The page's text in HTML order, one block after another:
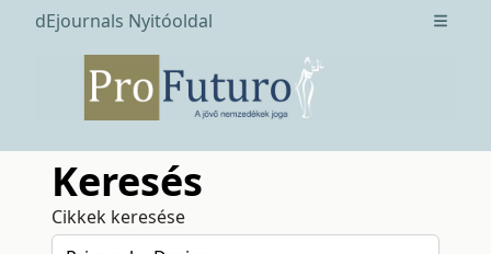
dEjournals Nyitóoldal Open
Keresés
Cikkek keresése